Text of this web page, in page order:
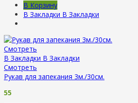
В Корзину
В Закладки В Закладки
Смотреть
В Закладки В Закладки
Смотреть
Рукав для запекания 3м./30см.
55